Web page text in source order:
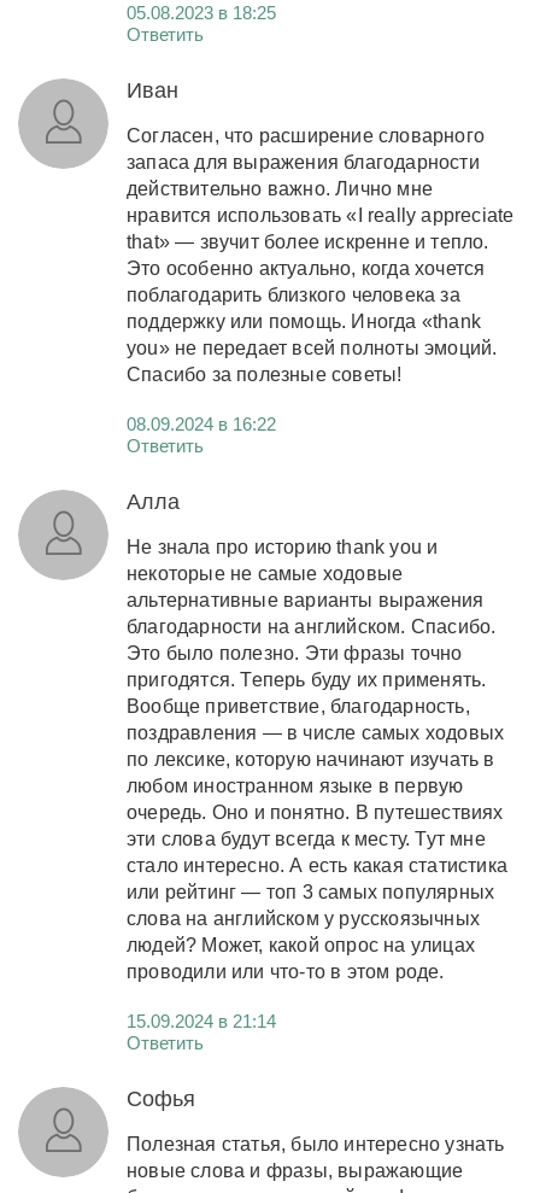
05.08.2023 в 18:25
Ответить
Иван
Согласен, что расширение словарного
запаса для выражения благодарности
действительно важно. Лично мне
нравится использовать «I really appreciate
that» — звучит более искренне и тепло.
Это особенно актуально, когда хочется
поблагодарить близкого человека за
поддержку или помощь. Иногда «thank
you» не передает всей полноты эмоций.
Спасибо за полезные советы!
08.09.2024 в 16:22
Ответить
Алла
Не знала про историю thank you и
некоторые не самые ходовые
альтернативные варианты выражения
благодарности на английском. Спасибо.
Это было полезно. Эти фразы точно
пригодятся. Теперь буду их применять.
Вообще приветствие, благодарность,
поздравления — в числе самых ходовых
по лексике, которую начинают изучать в
любом иностранном языке в первую
очередь. Оно и понятно. В путешествиях
эти слова будут всегда к месту. Тут мне
стало интересно. А есть какая статистика
или рейтинг — топ 3 самых популярных
слова на английском у русскоязычных
людей? Может, какой опрос на улицах
проводили или что-то в этом роде.
15.09.2024 в 21:14
Ответить
Софья
Полезная статья, было интересно узнать
новые слова и фразы, выражающие